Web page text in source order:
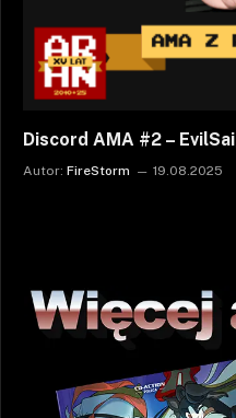
Discord AMA #2 –
Autor: FireStorm 19.08.2025